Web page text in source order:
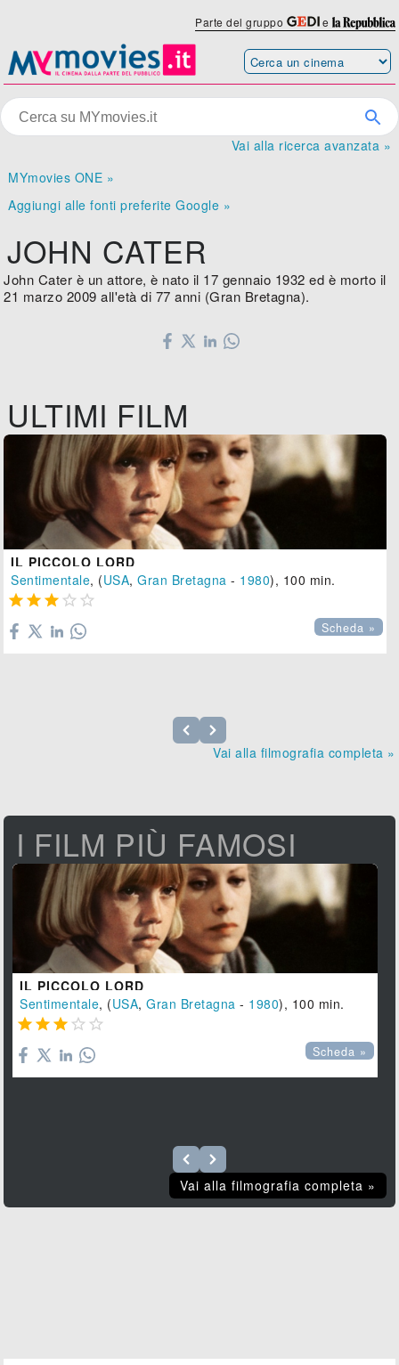
Parte del gruppo e
Vai alla ricerca avanzata »
MYmovies ONE »
Aggiungi alle fonti preferite Google »
JOHN CATER
John Cater è un attore, è nato il 17 gennaio 1932 ed è morto il
21 marzo 2009 all'età di 77 anni (Gran Bretagna).
ULTIMI FILM
IL PICCOLO LORD
Sentimentale, (USA,Gran Bretagna - 1980), 100 min.
    
Scheda »
Vai alla filmografia completa »
I FILM PIÙ FAMOSI
IL PICCOLO LORD
Sentimentale, (USA,Gran Bretagna - 1980), 100 min.
    
Scheda »
Vai alla filmografia completa »